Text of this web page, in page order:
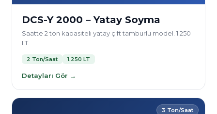
DCS-Y 2000 – Yatay Soyma
Saatte 2 ton kapasiteli yatay çift tamburlu model. 1.250
LT.
2 Ton/Saat 1.250 LT
Detayları Gör →
3 Ton/Saat